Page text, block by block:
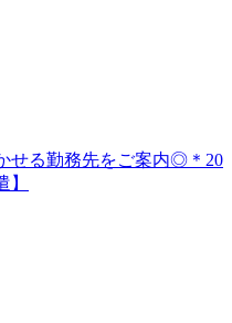
せる勤務先をご案内◎＊20